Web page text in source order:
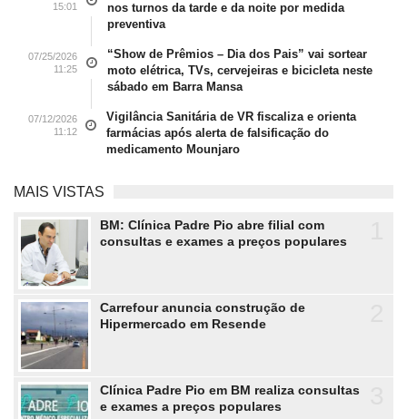
15:01
nos turnos da tarde e da noite por medida
preventiva
07/25/2026
11:25
“Show de Prêmios – Dia dos Pais” vai sortear
moto elétrica, TVs, cervejeiras e bicicleta neste
sábado em Barra Mansa
07/12/2026
11:12
Vigilância Sanitária de VR fiscaliza e orienta
farmácias após alerta de falsificação do
medicamento Mounjaro
MAIS VISTAS
BM: Clínica Padre Pio abre filial com
consultas e exames a preços populares
Carrefour anuncia construção de
Hipermercado em Resende
Clínica Padre Pio em BM realiza consultas
e exames a preços populares